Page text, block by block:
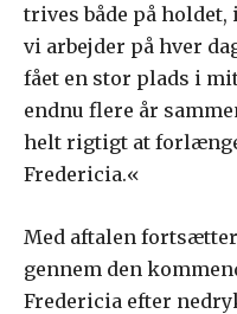
trives både på holdet,
vi arbejder på hver
fået en stor plads i
endnu flere år
helt rigtigt at
Fredericia.«
Med aftalen
gennem den
Fredericia efter